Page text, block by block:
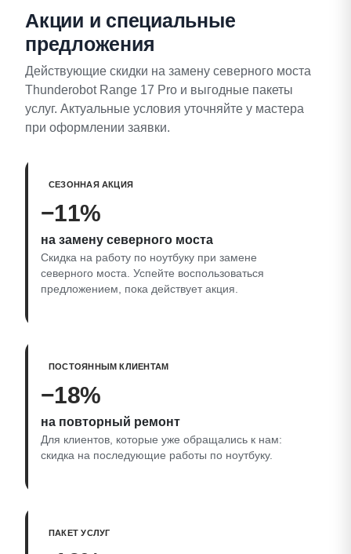
Акции и специальные
предложения
Действующие скидки на замену северного моста
Thunderobot Range 17 Pro и выгодные пакеты
услуг. Актуальные условия уточняйте у мастера
при оформлении заявки.
СЕЗОННАЯ АКЦИЯ
−11%
на замену северного моста
Скидка на работу по ноутбуку при замене
северного моста. Успейте воспользоваться
предложением, пока действует акция.
ПОСТОЯННЫМ КЛИЕНТАМ
−18%
на повторный ремонт
Для клиентов, которые уже обращались к нам:
скидка на последующие работы по ноутбуку.
ПАКЕТ УСЛУГ